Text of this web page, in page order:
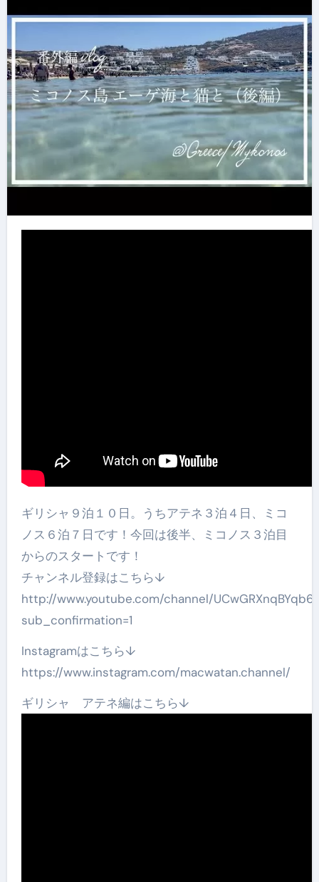
ギリシャ９泊１０日。うちアテネ３泊４日、ミコ
ノス６泊７日です！今回は後半、ミコノス３泊目
からのスタートです！
チャンネル登録はこちら↓
http://www.youtube.com/channel/
sub_confirmation=1
Instagramはこちら↓
https://www.instagram.com/macwatan.channel/
ギリシャ アテネ編はこちら↓